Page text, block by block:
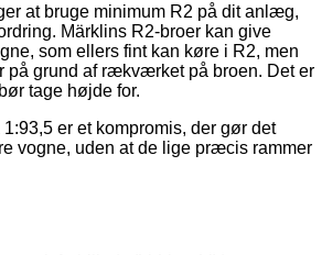
at bruge minimum R2 på dit anlæg,
Märklins R2-broer kan give
som ellers fint kan køre i R2, men
på grund af rækværket på broen. Det er
tage højde for.
er et kompromis, der gør det
vogne, uden at de lige præcis rammer